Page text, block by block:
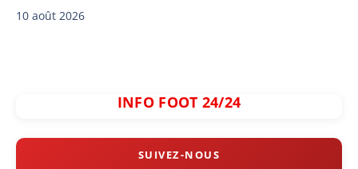
10 août 2026
INFO FOOT 24/24